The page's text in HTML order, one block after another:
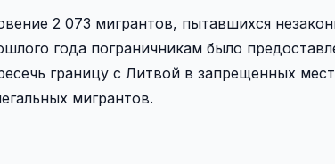
2 073 мигрантов, пытавшихся
года пограничникам было
границу с Литвой в запрещенных
мигрантов.